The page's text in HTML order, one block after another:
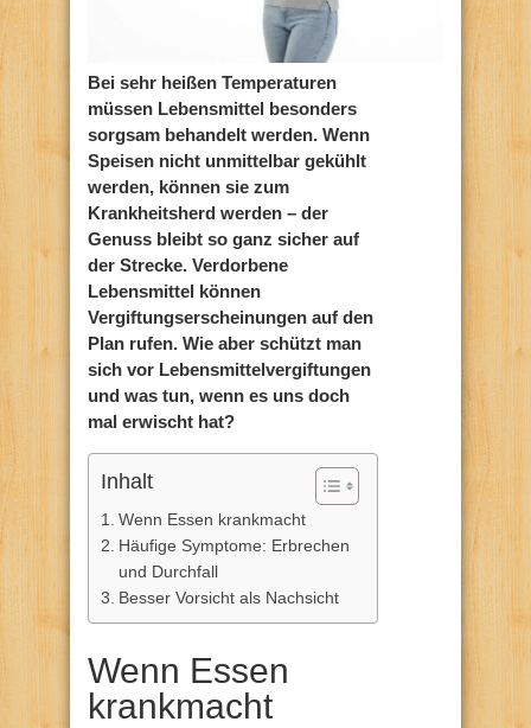
Bei sehr heißen Temperaturen
müssen Lebensmittel besonders
sorgsam behandelt werden. Wenn
Speisen nicht unmittelbar gekühlt
werden, können sie zum
Krankheitsherd werden – der
Genuss bleibt so ganz sicher auf
der Strecke. Verdorbene
Lebensmittel können
Vergiftungserscheinungen auf den
Plan rufen. Wie aber schützt man
sich vor Lebensmittelvergiftungen
und was tun, wenn es uns doch
mal erwischt hat?
Inhalt
Wenn Essen krankmacht
Häufige Symptome: Erbrechen
und Durchfall
Besser Vorsicht als Nachsicht
Wenn Essen
krankmacht